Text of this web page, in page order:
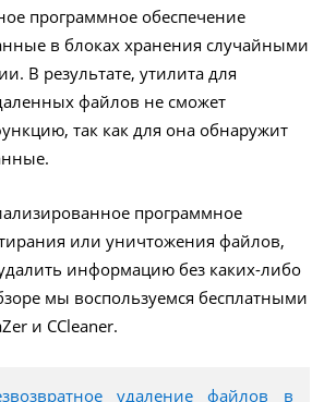
программное обеспечение
в блоках хранения случайными
В результате, утилита для
файлов не сможет
так как для она обнаружит
программное
или уничтожения файлов,
информацию без каких-либо
мы воспользуемся бесплатными
и CCleaner.
удаление файлов в